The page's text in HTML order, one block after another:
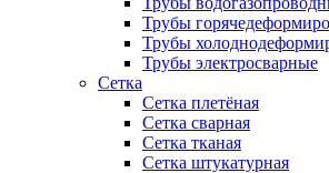
Трубы
Трубы
Трубы электросварные
Сетка
Сетка плетёная
Сетка сварная
Сетка тканая
Сетка штукатурная